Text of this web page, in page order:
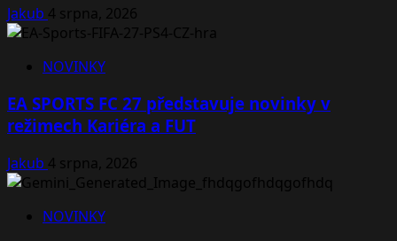
Jakub 4 srpna, 2026
NOVINKY
EA SPORTS FC 27 představuje novinky v
režimech Kariéra a FUT
Jakub 4 srpna, 2026
NOVINKY